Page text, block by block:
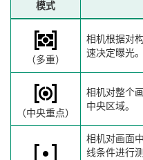
模式
（多重）
相机根据对
速决定曝光
（中央重点）
相机对整个
中央区域。
相机对画面
线条件进行